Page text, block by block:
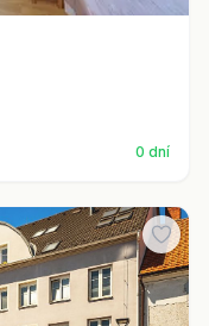
0 dní